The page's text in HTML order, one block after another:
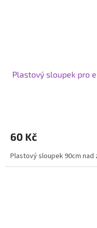
Plastový sloupek pro
60 Kč
Plastový sloupek 90cm nad